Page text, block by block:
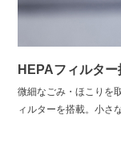
HEPAフィルター
微細なごみ・ほこりを
ィルターを搭載。小さ